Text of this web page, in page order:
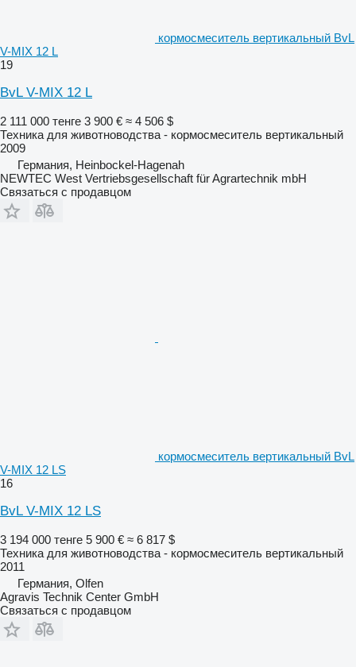
кормосмеситель вертикальный BvL
V-MIX 12 L
19
BvL V-MIX 12 L
2 111 000 тенге 3 900 € ≈ 4 506 $
Техника для животноводства - кормосмеситель вертикальный
2009
Германия, Heinbockel-Hagenah
NEWTEC West Vertriebsgesellschaft für Agrartechnik mbH
Связаться с продавцом
кормосмеситель вертикальный BvL
V-MIX 12 LS
16
BvL V-MIX 12 LS
3 194 000 тенге 5 900 € ≈ 6 817 $
Техника для животноводства - кормосмеситель вертикальный
2011
Германия, Olfen
Agravis Technik Center GmbH
Связаться с продавцом